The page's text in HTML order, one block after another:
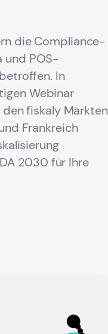
die Compliance-
und POS-
In
Webinar
den fiskaly Märkten
Frankreich
2030 für Ihre